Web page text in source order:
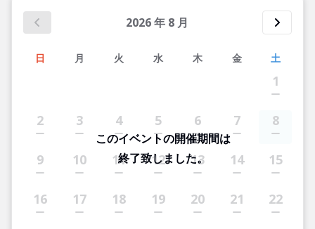
2026年 8 月
日 月 火 水 木 金 土
1
2 3 4 5 6 7 8
9 10 11 12 13 14 15
16 17 18 19 20 21 22
このイベントの開催期間は
終了致しました。